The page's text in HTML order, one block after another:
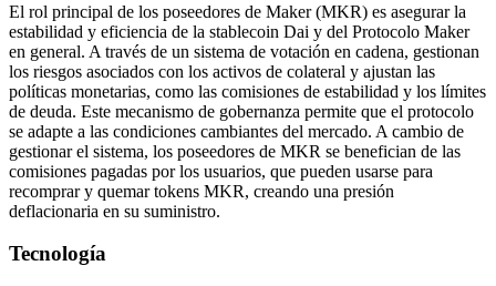
El rol principal de los poseedores de Maker (MKR) es asegurar la
estabilidad y eficiencia de la stablecoin Dai y del Protocolo Maker
en general. A través de un sistema de votación en cadena, gestionan
los riesgos asociados con los activos de colateral y ajustan las
políticas monetarias, como las comisiones de estabilidad y los límites
de deuda. Este mecanismo de gobernanza permite que el protocolo
se adapte a las condiciones cambiantes del mercado. A cambio de
gestionar el sistema, los poseedores de MKR se benefician de las
comisiones pagadas por los usuarios, que pueden usarse para
recomprar y quemar tokens MKR, creando una presión
deflacionaria en su suministro.
Tecnología